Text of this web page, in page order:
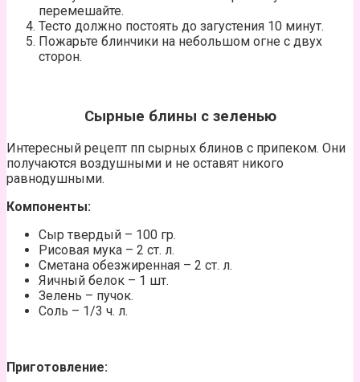
перемешайте.
Тесто должно постоять до загустения 10 минут.
Пожарьте блинчики на небольшом огне с двух
сторон.
Сырные блины с зеленью
Интересный рецепт пп сырных блинов с припеком. Они
получаются воздушными и не оставят никого
равнодушными.
Компоненты:
Сыр твердый – 100 гр.
Рисовая мука – 2 ст. л.
Сметана обезжиренная – 2 ст. л.
Яичный белок – 1 шт.
Зелень – пучок.
Соль – 1/3 ч. л.
Приготовление: